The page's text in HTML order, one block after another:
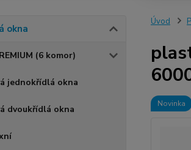
okna
(6 komor)
jednokřídlá okna
dvoukřídlá okna
Úvod
Novinka